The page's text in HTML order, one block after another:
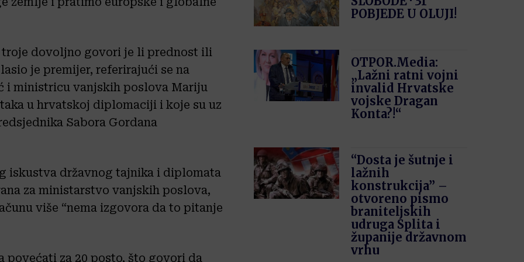
troje dovoljno govori je li prednost ili
je premijer, referirajući se na
ministricu vanjskih poslova Mariju
u hrvatskoj diplomaciji i koje su uz
Sabora Gordana
iskustva državnog tajnika i diplomata
za ministarstvo vanjskih poslova,
više “nema izgovora da to pitanje
povećati za 20 posto, što govori da
POBJEDE U OLUJI!
OTPOR.Media:
„Lažni ratni vojni
invalid Hrvatske
vojske Dragan
Konta?!“
“Dosta je šutnje i
lažnih
konstrukcija” –
otvoreno pismo
braniteljskih
udruga Splita i
županije državnom
vrhu